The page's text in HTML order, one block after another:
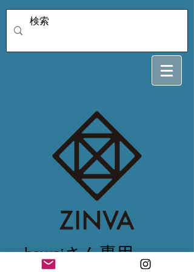
kawaiさん専用